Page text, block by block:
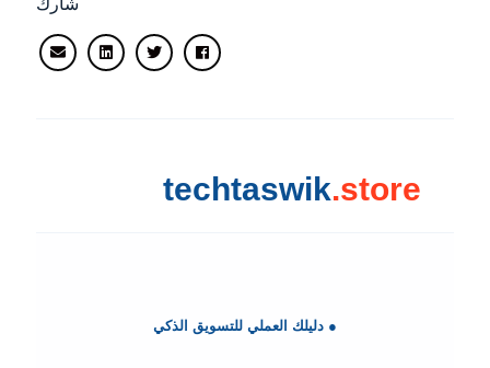
شارك
techtaswik.store
● دليلك العملي للتسويق الذكي